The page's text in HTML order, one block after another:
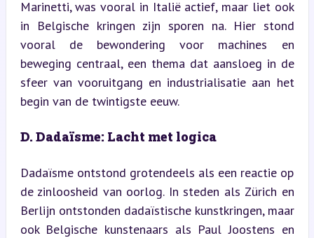
Marinetti, was vooral in Italië actief, maar liet ook
in Belgische kringen zijn sporen na. Hier stond
vooral de bewondering voor machines en
beweging centraal, een thema dat aansloeg in de
sfeer van vooruitgang en industrialisatie aan het
begin van de twintigste eeuw.
D. Dadaïsme: Lacht met logica
Dadaïsme ontstond grotendeels als een reactie op
de zinloosheid van oorlog. In steden als Zürich en
Berlijn ontstonden dadaïstische kunstkringen, maar
ook Belgische kunstenaars als Paul Joostens en